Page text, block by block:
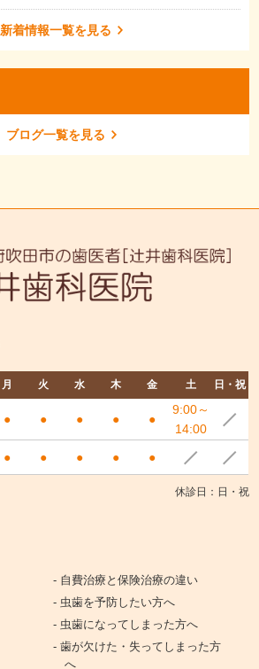
新着情報一覧を見る
ブログ一覧を見る
月 火 水 木 金 土 日・祝
● ● ● ● ●
9:00～
14:00
● ● ● ● ●
休診日：日・祝
- 自費治療と保険治療の違い
- 虫歯を予防したい方へ
- 虫歯になってしまった方へ
- 歯が欠けた・失ってしまった方
へ